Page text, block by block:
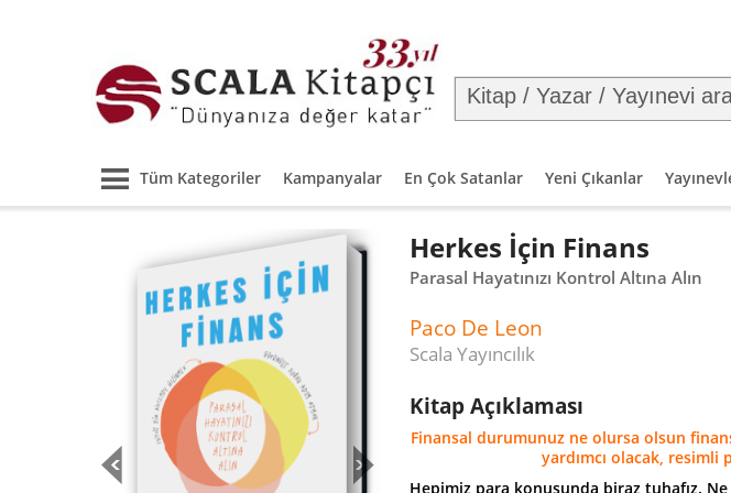
Tüm Kategoriler Kampanyalar En Çok Satanlar Yeni Çıkanlar
Herkes İçin Finans
Parasal Hayatınızı Kontrol Altına Alın
Paco De Leon
Scala Yayıncılık
Kitap Açıklaması
Finansal durumunuz ne olursa olsun
yardımcı olacak, resimli
Hepimiz para konusunda biraz tuhafız.